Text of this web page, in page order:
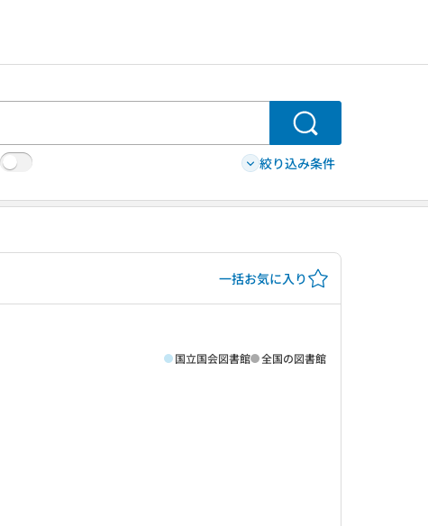
検索
絞り込み条件
一括お気に入り
国立国会図書館 全国の図書館